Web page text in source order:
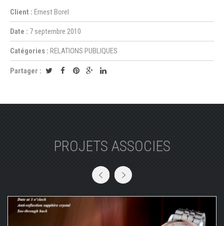
Client : Ernest Borel
Date : 7 septembre 2010
Catégories : RELATIONS PUBLIQUES
Partager :
PROJETS ASSOCIES